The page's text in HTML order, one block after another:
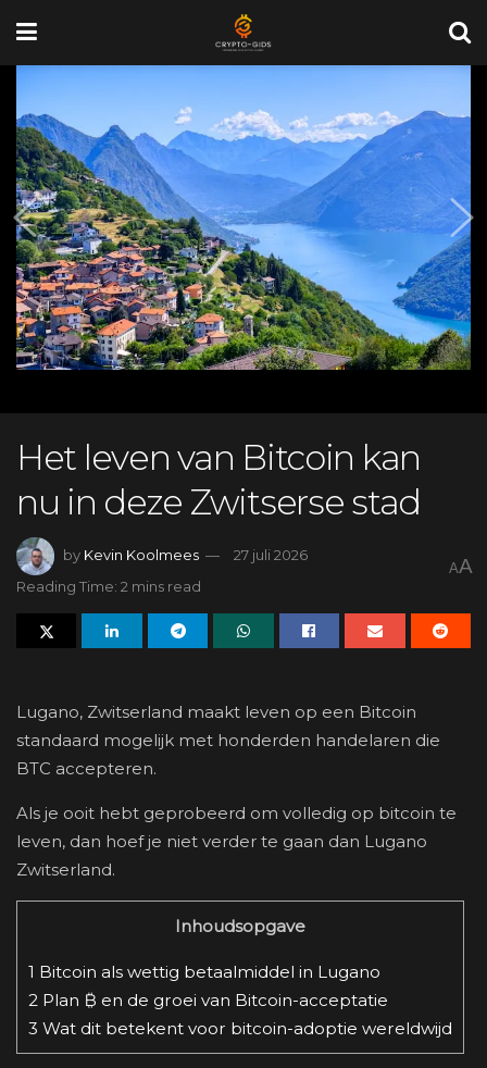
Het leven van Bitcoin kan
nu in deze Zwitserse stad
by Kevin Koolmees
27 juli 2026
Reading Time: 2 mins read
AA
Lugano, Zwitserland maakt leven op een Bitcoin
standaard mogelijk met honderden handelaren die
BTC accepteren.
Als je ooit hebt geprobeerd om volledig op bitcoin te
leven, dan hoef je niet verder te gaan dan Lugano
Zwitserland.
Inhoudsopgave
1 Bitcoin als wettig betaalmiddel in Lugano
2 Plan ₿ en de groei van Bitcoin-acceptatie
3 Wat dit betekent voor bitcoin-adoptie wereldwijd